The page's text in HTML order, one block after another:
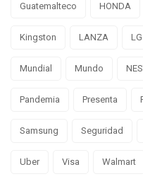
Guatemalteco HONDA
Kingston LANZA LG
Mundial Mundo
Pandemia Presenta
Samsung Seguridad
Uber Visa Walmart